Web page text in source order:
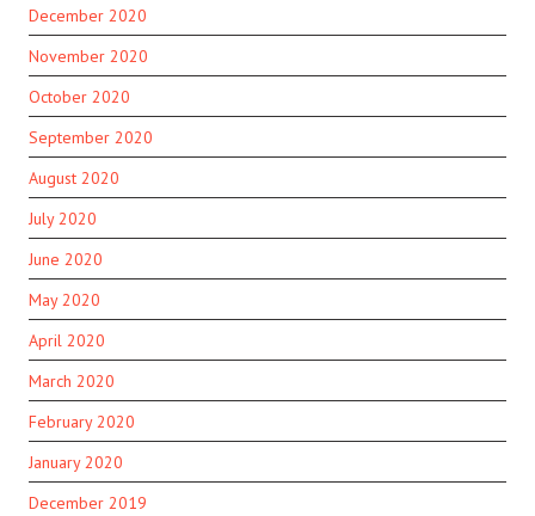
December 2020
November 2020
October 2020
September 2020
August 2020
July 2020
June 2020
May 2020
April 2020
March 2020
February 2020
January 2020
December 2019